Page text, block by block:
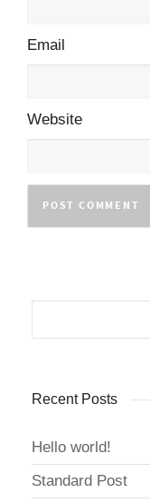
Email
Website
Recent Posts
Hello world!
Standard Post